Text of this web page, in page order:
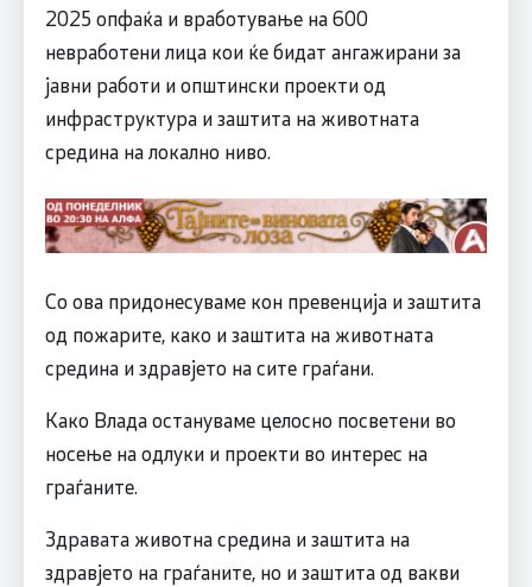
2025 опфаќа и вработување на 600
невработени лица кои ќе бидат ангажирани за
јавни работи и општински проекти од
инфраструктура и заштита на животната
средина на локално ниво.
Со ова придонесуваме кон превенција и заштита
од пожарите, како и заштита на животната
средина и здравјето на сите граѓани.
Како Влада остануваме целосно посветени во
носење на одлуки и проекти во интерес на
граѓаните.
Здравата животна средина и заштита на
здравјето на граѓаните, но и заштита од вакви